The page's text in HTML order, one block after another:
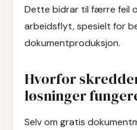
Dette bidrar til færre feil
arbeidsflyt, spesielt for
dokumentproduksjon.
Hvorfor
løsninger
Selv om gratis